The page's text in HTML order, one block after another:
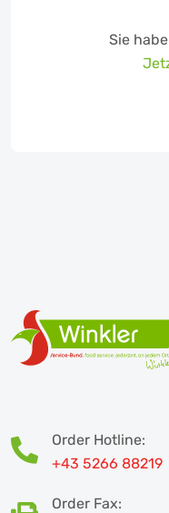
Sie
Order Hotline:
+43 5266 88219
Order Fax: